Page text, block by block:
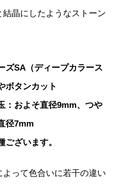
晶にしたようなストーン
ズSA（ディープカラース
ボタンカット
：およそ直径9mm、つや
径7mm
ございます。
って色合いに若干の違い